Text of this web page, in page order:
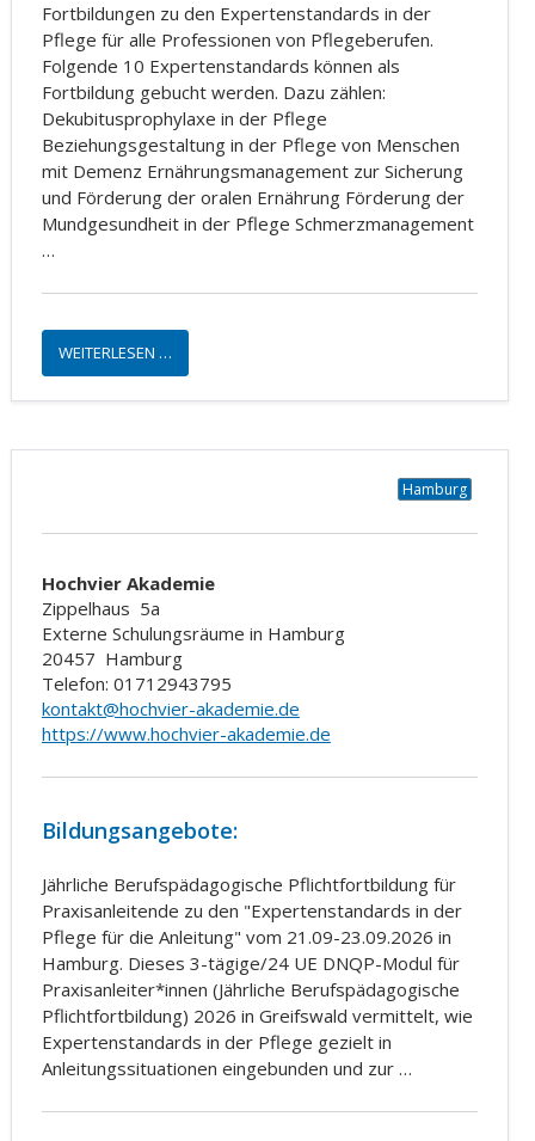
Fortbildungen zu den Expertenstandards in der
Pflege für alle Professionen von Pflegeberufen.
Folgende 10 Expertenstandards können als
Fortbildung gebucht werden. Dazu zählen:
Dekubitusprophylaxe in der Pflege
Beziehungsgestaltung in der Pflege von Menschen
mit Demenz Ernährungsmanagement zur Sicherung
und Förderung der oralen Ernährung Förderung der
Mundgesundheit in der Pflege Schmerzmanagement
…
WEITERLESEN …
Hamburg
Hochvier Akademie
Zippelhaus 5a
Externe Schulungsräume in Hamburg
20457 Hamburg
Telefon: 01712943795
kontakt@hochvier-akademie.de
https://www.hochvier-akademie.de
Bildungsangebote:
Jährliche Berufspädagogische Pflichtfortbildung für
Praxisanleitende zu den "Expertenstandards in der
Pflege für die Anleitung" vom 21.09-23.09.2026 in
Hamburg. Dieses 3-tägige/24 UE DNQP-Modul für
Praxisanleiter*innen (Jährliche Berufspädagogische
Pflichtfortbildung) 2026 in Greifswald vermittelt, wie
Expertenstandards in der Pflege gezielt in
Anleitungssituationen eingebunden und zur …